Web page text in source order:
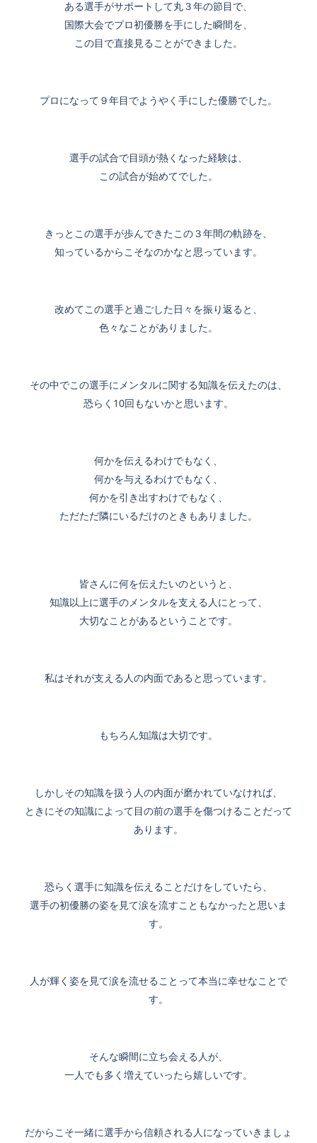
ある選手がサポートして丸３年の節目で、
国際大会でプロ初優勝を手にした瞬間を、
この目で直接見ることができました。
プロになって９年目でようやく手にした優勝でした。
選手の試合で目頭が熱くなった経験は、
この試合が始めてでした。
きっとこの選手が歩んできたこの３年間の軌跡を、
知っているからこそなのかなと思っています。
改めてこの選手と過ごした日々を振り返ると、
色々なことがありました。
その中でこの選手にメンタルに関する知識を伝えたのは、
恐らく10回もないかと思います。
何かを伝えるわけでもなく、
何かを与えるわけでもなく、
何かを引き出すわけでもなく、
ただただ隣にいるだけのときもありました。
皆さんに何を伝えたいのというと、
知識以上に選手のメンタルを支える人にとって、
大切なことがあるということです。
私はそれが支える人の内面であると思っています。
もちろん知識は大切です。
しかしその知識を扱う人の内面が磨かれていなければ、
ときにその知識によって目の前の選手を傷つけることだって
あります。
恐らく選手に知識を伝えることだけをしていたら、
選手の初優勝の姿を見て涙を流すこともなかったと思いま
す。
人が輝く姿を見て涙を流せることって本当に幸せなことで
す。
そんな瞬間に立ち会える人が、
一人でも多く増えていったら嬉しいです。
だからこそ一緒に選手から信頼される人になっていきましょ